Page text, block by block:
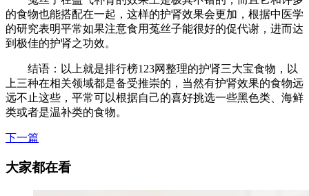
的食物也能搭配在一起，这样的护肾效果会更加，根据中医学
的研究表明平常如果注意食用菟丝子能很好的促代谢，进而达
到极佳的护肾之功效。
结语：以上就是排行榜123网整理的护肾三大宝食物，以
上三种在相关领域都是备受推崇的，当然有护肾效果的食物远
远不止这些，平常可以根据自己的喜好挑选一些黑色类、海鲜
类或者是温补类的食物。
下一篇
大家都在看